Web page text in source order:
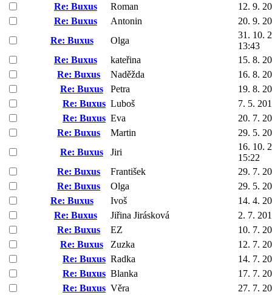
Re: Buxus
Roman
12. 9.
Re: Buxus
Antonin
20. 9.
Re: Buxus
Olga
31. 10.
13:43
Re: Buxus
kateřina
15. 8.
Re: Buxus
Naděžda
16. 8.
Re: Buxus
Petra
19. 8.
Re: Buxus Luboš
7. 5.
Re: Buxus Eva
20. 7.
Re: Buxus
Martin
29. 5.
Re: Buxus
Jiri
16. 10.
15:22
Re: Buxus
František
29. 7.
Re: Buxus
Olga
29. 5.
Re: Buxus
Ivoš
14. 4.
Re: Buxus
Jiřina Jirásková
2. 7.
Re: Buxus
EZ
10. 7.
Re: Buxus
Zuzka
12. 7.
Re: Buxus Radka
14. 7.
Re: Buxus Blanka
17. 7.
Re: Buxus Věra
27. 7.